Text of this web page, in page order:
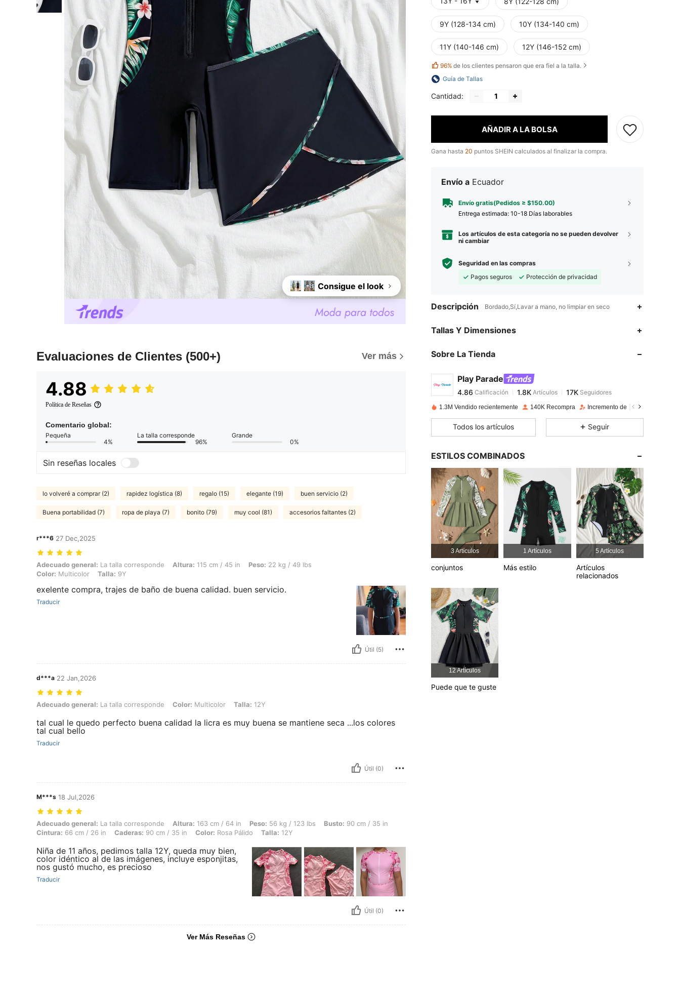
+8 Consigue el look
Evaluaciones de Clientes (500+) Ver más
4.88
Política de Reseñas
Comentario global:
Pequeña
4%
La talla corresponde
96%
Grande
0%
Sin reseñas locales
lo volveré a comprar (2) rapidez logística (8) regalo (15) elegante (19) buen servicio (2)
Buena portabilidad (7) ropa de playa (7) bonito (79) muy cool (81) accesorios faltantes (2)
r***6 27 Dec,2025
Adecuado general: La talla corresponde, Altura: 115 cm / 45 in, Peso: 22 kg / 49 lbs, Color: Multicolor, Talla: 9Y
Adecuado general: La talla corresponde Altura: 115 cm / 45 in Peso: 22 kg / 49 lbs
Color: Multicolor Talla: 9Y
exelente compra, trajes de baño de buena calidad. buen servicio.
Traducir
Útil (5)
d***a 22 Jan,2026
Adecuado general: La talla corresponde, Color: Multicolor, Talla: 12Y
Adecuado general: La talla corresponde Color: Multicolor Talla: 12Y
tal cual le quedo perfecto buena calidad la licra es muy buena se mantiene seca ...los colores
tal cual bello
Traducir
Útil (0)
M***s 18 Jul,2026
Adecuado general: La talla corresponde, Altura: 163 cm / 64 in, Peso: 56 kg / 123 lbs, Busto: 90 cm / 35 in, Cintura: 66 cm / 26 in, Caderas: 90 cm / 35 in, Color: Rosa Pálido, Talla: 12Y
Adecuado general: La talla corresponde Altura: 163 cm / 64 in Peso: 56 kg / 123 lbs Busto: 90 cm / 35 in
Cintura: 66 cm / 26 in Caderas: 90 cm / 35 in Color: Rosa Pálido Talla: 12Y
Niña de 11 años, pedimos talla 12Y, queda muy bien,
color idéntico al de las imágenes, incluye esponjitas,
nos gustó mucho, es precioso
Traducir
Útil (0)
Ver Más Reseñas
9Y (128-134 cm) 10Y (134-140 cm)
11Y (140-146 cm) 12Y (146-152 cm)
96% de los clientes pensaron que era fiel a la talla.
Guía de Tallas
Cantidad:
AÑADIR A LA BOLSA
Gana hasta 20 puntos SHEIN calculados al finalizar la compra.
Envío a Ecuador
Envío gratis(Pedidos ≥ $150.00)
Entrega estimada: 10-18 Días laborables
Los artículos de esta categoría no se pueden devolver
ni cambiar
Seguridad en las compras
Pagos seguros
Protección de privacidad
Descripción Bordado,Sí,Lavar a mano, no limpiar en seco
Tallas Y Dimensiones
Sobre La Tienda
Play Parade
4.86
4.86
Calificación 1.8KArtículos
8***bseguidoHace 2 horas
4.86
4.86
1.8K
1.3M Vendido recientemente 140K Recompra Incremento de seguidores de
Todos los artículos Seguir
ESTILOS COMBINADOS
3 Artículos
conjuntos
1 Artículos
Más estilo
5 Artículos
Artículos
relacionados
12 Artículos
Puede que te guste